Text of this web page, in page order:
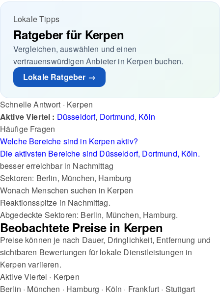
Lokale Tipps
Ratgeber für Kerpen
Vergleichen, auswählen und einen
vertrauenswürdigen Anbieter in Kerpen buchen.
Lokale Ratgeber →
Schnelle Antwort · Kerpen
Aktive Viertel : Düsseldorf, Dortmund, Köln
Häufige Fragen
Welche Bereiche sind in Kerpen aktiv?
Die aktivsten Bereiche sind Düsseldorf, Dortmund, Köln.
besser erreichbar in Nachmittag
Sektoren: Berlin, München, Hamburg
Wonach Menschen suchen in Kerpen
Reaktionsspitze in Nachmittag.
Abgedeckte Sektoren: Berlin, München, Hamburg.
Beobachtete Preise in Kerpen
Preise können je nach Dauer, Dringlichkeit, Entfernung und
sichtbaren Bewertungen für lokale Dienstleistungen in
Kerpen variieren.
Aktive Viertel · Kerpen
Berlin · München · Hamburg · Köln · Frankfurt · Stuttgart